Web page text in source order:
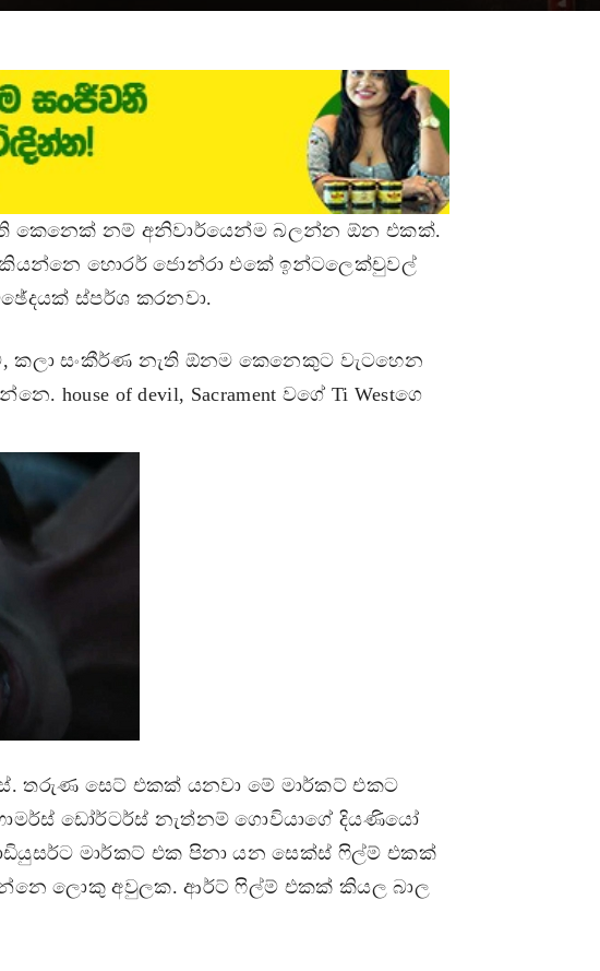
කෙනෙක් නම් අනිවාර්යෙන්ම බලන්න ඕන එකක්.
කියන්නෙ හොරර් ජොන්රා එකේ ඉන්ටලෙක්චුවල්
ස්පර්ශ කරනවා.
කලා සංකීර්ණ නැති ඕනම කෙනෙකුට වැටහෙන
of devil, Sacrament වගේ Ti Westගෙ
තරුණ සෙට් එකක් යනවා මේ මාර්කට් එකට
ඩෝර්ටර්ස් නැත්නම් ගොවියාගේ දියණියෝ
මාර්කට් එක පිනා යන සෙක්ස් ෆිල්ම් එකක්
ලොකු අවුලක. ආර්ට් ෆිල්ම් එකක් කියල බාල